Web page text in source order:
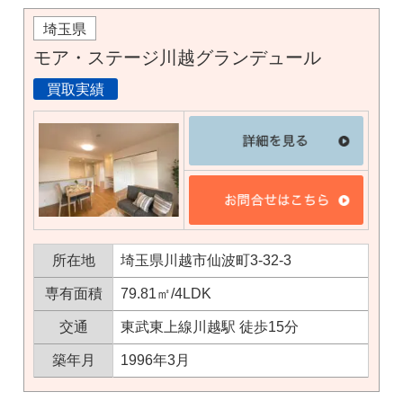
埼玉県
モア・ステージ川越グランデュール
買取実績
所在地 埼玉県川越市仙波町3-32-3
専有面積 79.81㎡/4LDK
交通 東武東上線川越駅 徒歩15分
築年月 1996年3月